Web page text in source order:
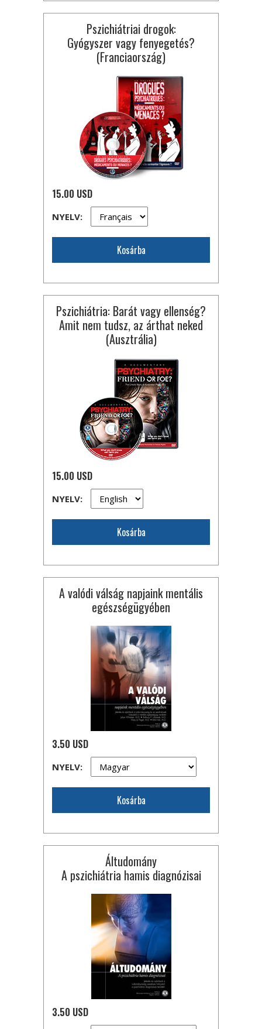
Pszichiátriai drogok:
Gyógyszer vagy fenyegetés?
(Franciaország)
15.00 USD
NYELV:
Kosárba
Pszichiátria: Barát vagy ellenség?
Amit nem tudsz, az árthat neked
(Ausztrália)
15.00 USD
NYELV:
Kosárba
A valódi válság napjaink mentális
egészségügyében
3.50 USD
NYELV:
Kosárba
Áltudomány
A pszichiátria hamis diagnózisai
3.50 USD